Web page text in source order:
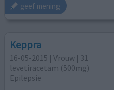
geef mening
Keppra
16-05-2015 | Vrouw | 31
levetiracetam (500mg)
Epilepsie